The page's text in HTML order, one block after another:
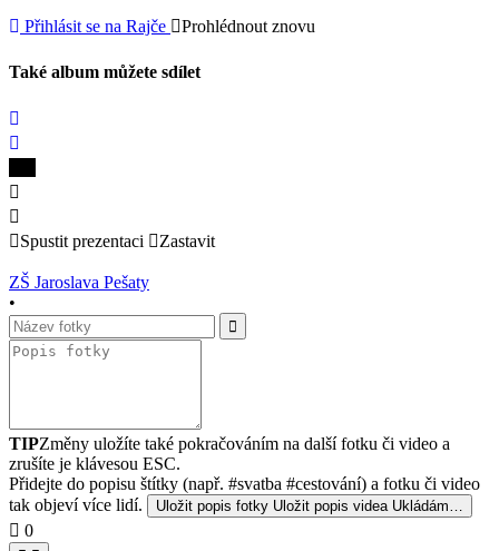
Přihlásit se na Rajče Prohlédnout znovu
Také album můžete sdílet
Spustit prezentaci Zastavit
ZŠ Jaroslava Pešaty
•
TIPZměny uložíte také pokračováním na další fotku či video a
zrušíte je klávesou ESC.
Přidejte do popisu štítky (např. #svatba #cestování) a fotku či video
tak objeví více lidí.
Uložit popis fotky Uložit popis videa Ukládám…
0